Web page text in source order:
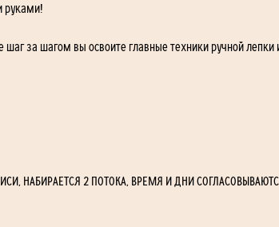
руками!
за шагом вы освоите главные техники ручной лепки
НАБИРАЕТСЯ 2 ПОТОКА, ВРЕМЯ И ДНИ